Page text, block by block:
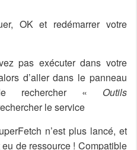
OK et redémarrer votre
pas exécuter dans votre
d’aller dans le panneau
rechercher « Outils
le service
n’est plus lancé, et
de ressource ! Compatible